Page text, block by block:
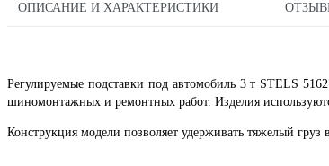
ОПИСАНИЕ И ХАРАКТЕРИСТИКИ
Регулируемые подставки под автомобиль 3 т STELS
шиномонтажных и ремонтных работ. Изделия
Конструкция модели позволяет удерживать тяжелый груз